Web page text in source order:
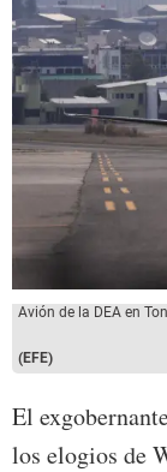
Avión de la DEA en
(EFE)
El
los elogios de